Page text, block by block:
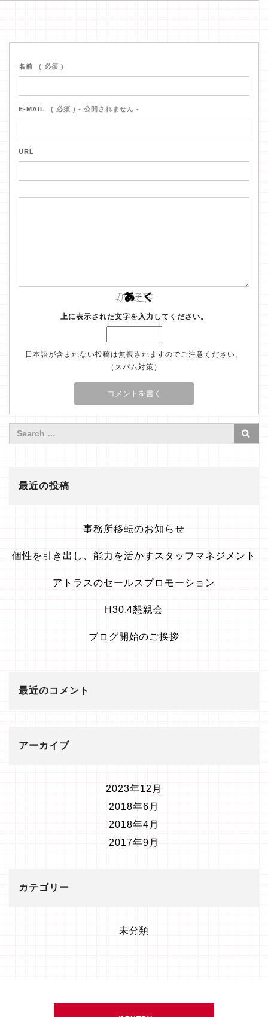
名前 ( 必須 )
E-MAIL ( 必須 ) - 公開されません -
URL
上に表示された文字を入力してください。
日本語が含まれない投稿は無視されますのでご注意ください。
（スパム対策）
最近の投稿
事務所移転のお知らせ
個性を引き出し、能力を活かすスタッフマネジメント
アトラスのセールスプロモーション
H30.4懇親会
ブログ開始のご挨拶
最近のコメント
アーカイブ
2023年12月
2018年6月
2018年4月
2017年9月
カテゴリー
未分類